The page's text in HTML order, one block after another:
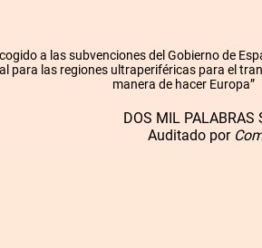
a las subvenciones del Gobierno de
para las regiones ultraperiféricas para el
manera de hacer Europa”
DOS MIL PALABRAS
Auditado por